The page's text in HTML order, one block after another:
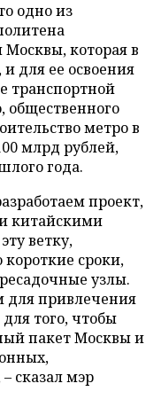
одно из
которая в
для ее освоения
транспортной
общественного
метро в
млрд рублей,
года.
проект,
китайскими
ветку,
сроки,
узлы.
для привлечения
того, чтобы
пакет Москвы и
– сказал мэр